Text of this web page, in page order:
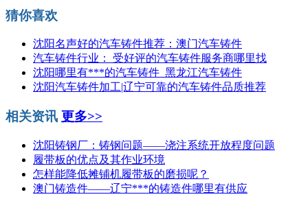
猜你喜欢
沈阳名声好的汽车铸件推荐：澳门汽车铸件
汽车铸件行业： 受好评的汽车铸件服务商哪里找
沈阳哪里有***的汽车铸件_黑龙江汽车铸件
沈阳汽车铸件加工|辽宁可靠的汽车铸件品质推荐
相关资讯 更多>>
沈阳铸钢厂：铸钢问题——浇注系统开放程度问题
履带板的优点及其作业环境
怎样能降低摊铺机履带板的磨损呢？
澳门铸造件——辽宁***的铸造件哪里有供应